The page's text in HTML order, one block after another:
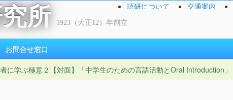
所 1923（大正12）年創立
語研について 交通案内
お問合せ窓口
学ぶ極意２【対面】「中学生のための言語活動とOral Introduction」